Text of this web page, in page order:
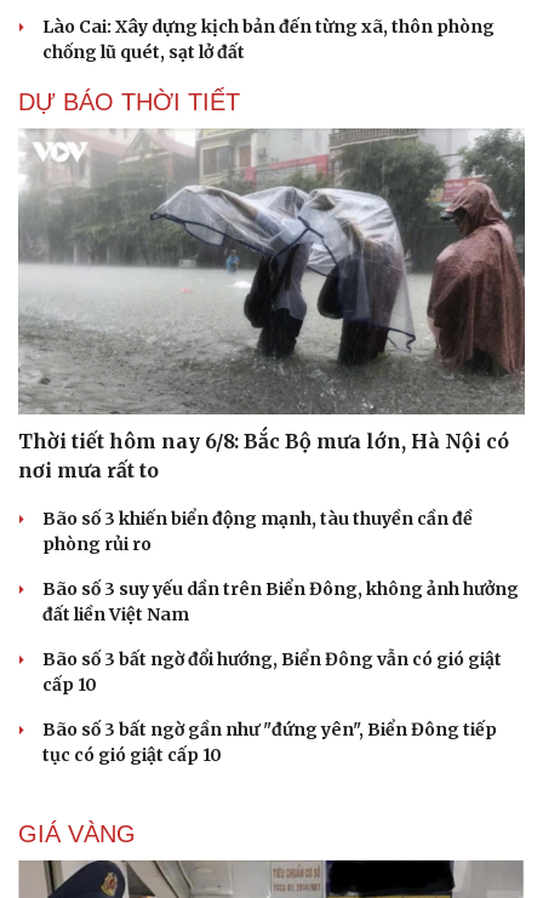
Lào Cai: Xây dựng kịch bản đến từng xã, thôn phòng
chống lũ quét, sạt lở đất
DỰ BÁO THỜI TIẾT
Thời tiết hôm nay 6/8: Bắc Bộ mưa lớn, Hà Nội có
nơi mưa rất to
Bão số 3 khiến biển động mạnh, tàu thuyền cần đề
phòng rủi ro
Bão số 3 suy yếu dần trên Biển Đông, không ảnh hưởng
đất liền Việt Nam
Bão số 3 bất ngờ đổi hướng, Biển Đông vẫn có gió giật
cấp 10
Bão số 3 bất ngờ gần như "đứng yên", Biển Đông tiếp
tục có gió giật cấp 10
GIÁ VÀNG